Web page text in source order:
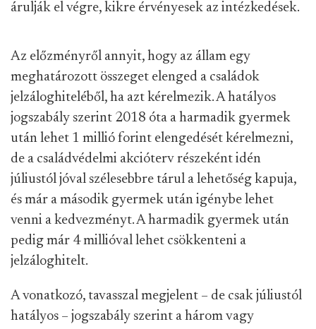
árulják el végre, kikre érvényesek az intézkedések.
Az előzményről annyit, hogy az állam egy
meghatározott összeget elenged a családok
jelzáloghiteléből, ha azt kérelmezik. A hatályos
jogszabály szerint 2018 óta a harmadik gyermek
után lehet 1 millió forint elengedését kérelmezni,
de a családvédelmi akcióterv részeként idén
júliustól jóval szélesebbre tárul a lehetőség kapuja,
és már a második gyermek után igénybe lehet
venni a kedvezményt. A harmadik gyermek után
pedig már 4 millióval lehet csökkenteni a
jelzáloghitelt.
A vonatkozó, tavasszal megjelent – de csak júliustól
hatályos – jogszabály szerint a három vagy